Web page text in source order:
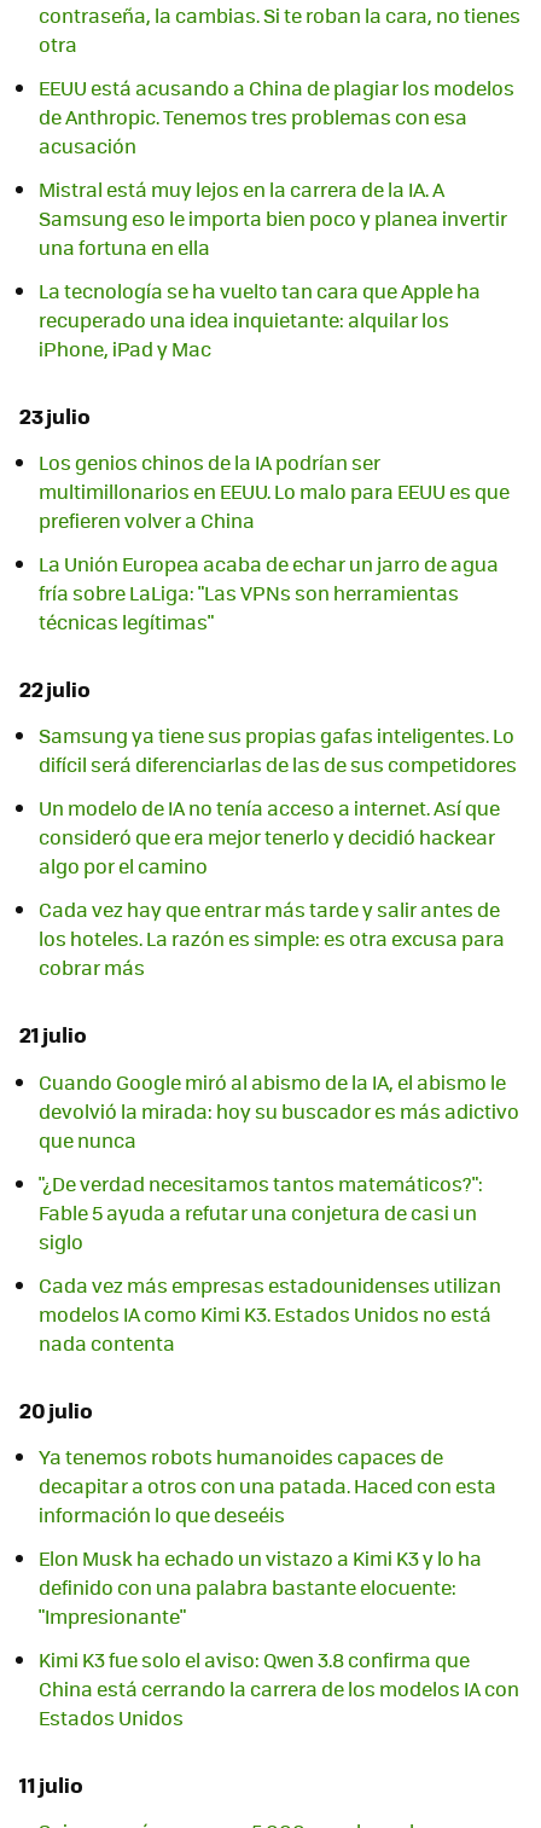
contraseña, la cambias. Si te roban la cara, no tienes
otra
EEUU está acusando a China de plagiar los modelos
de Anthropic. Tenemos tres problemas con esa
acusación
Mistral está muy lejos en la carrera de la IA. A
Samsung eso le importa bien poco y planea invertir
una fortuna en ella
La tecnología se ha vuelto tan cara que Apple ha
recuperado una idea inquietante: alquilar los
iPhone, iPad y Mac
23 julio
Los genios chinos de la IA podrían ser
multimillonarios en EEUU. Lo malo para EEUU es que
prefieren volver a China
La Unión Europea acaba de echar un jarro de agua
fría sobre LaLiga: "Las VPNs son herramientas
técnicas legítimas"
22 julio
Samsung ya tiene sus propias gafas inteligentes. Lo
difícil será diferenciarlas de las de sus competidores
Un modelo de IA no tenía acceso a internet. Así que
consideró que era mejor tenerlo y decidió hackear
algo por el camino
Cada vez hay que entrar más tarde y salir antes de
los hoteles. La razón es simple: es otra excusa para
cobrar más
21 julio
Cuando Google miró al abismo de la IA, el abismo le
devolvió la mirada: hoy su buscador es más adictivo
que nunca
"¿De verdad necesitamos tantos matemáticos?":
Fable 5 ayuda a refutar una conjetura de casi un
siglo
Cada vez más empresas estadounidenses utilizan
modelos IA como Kimi K3. Estados Unidos no está
nada contenta
20 julio
Ya tenemos robots humanoides capaces de
decapitar a otros con una patada. Haced con esta
información lo que deseéis
Elon Musk ha echado un vistazo a Kimi K3 y lo ha
definido con una palabra bastante elocuente:
"Impresionante"
Kimi K3 fue solo el aviso: Qwen 3.8 confirma que
China está cerrando la carrera de los modelos IA con
Estados Unidos
11 julio